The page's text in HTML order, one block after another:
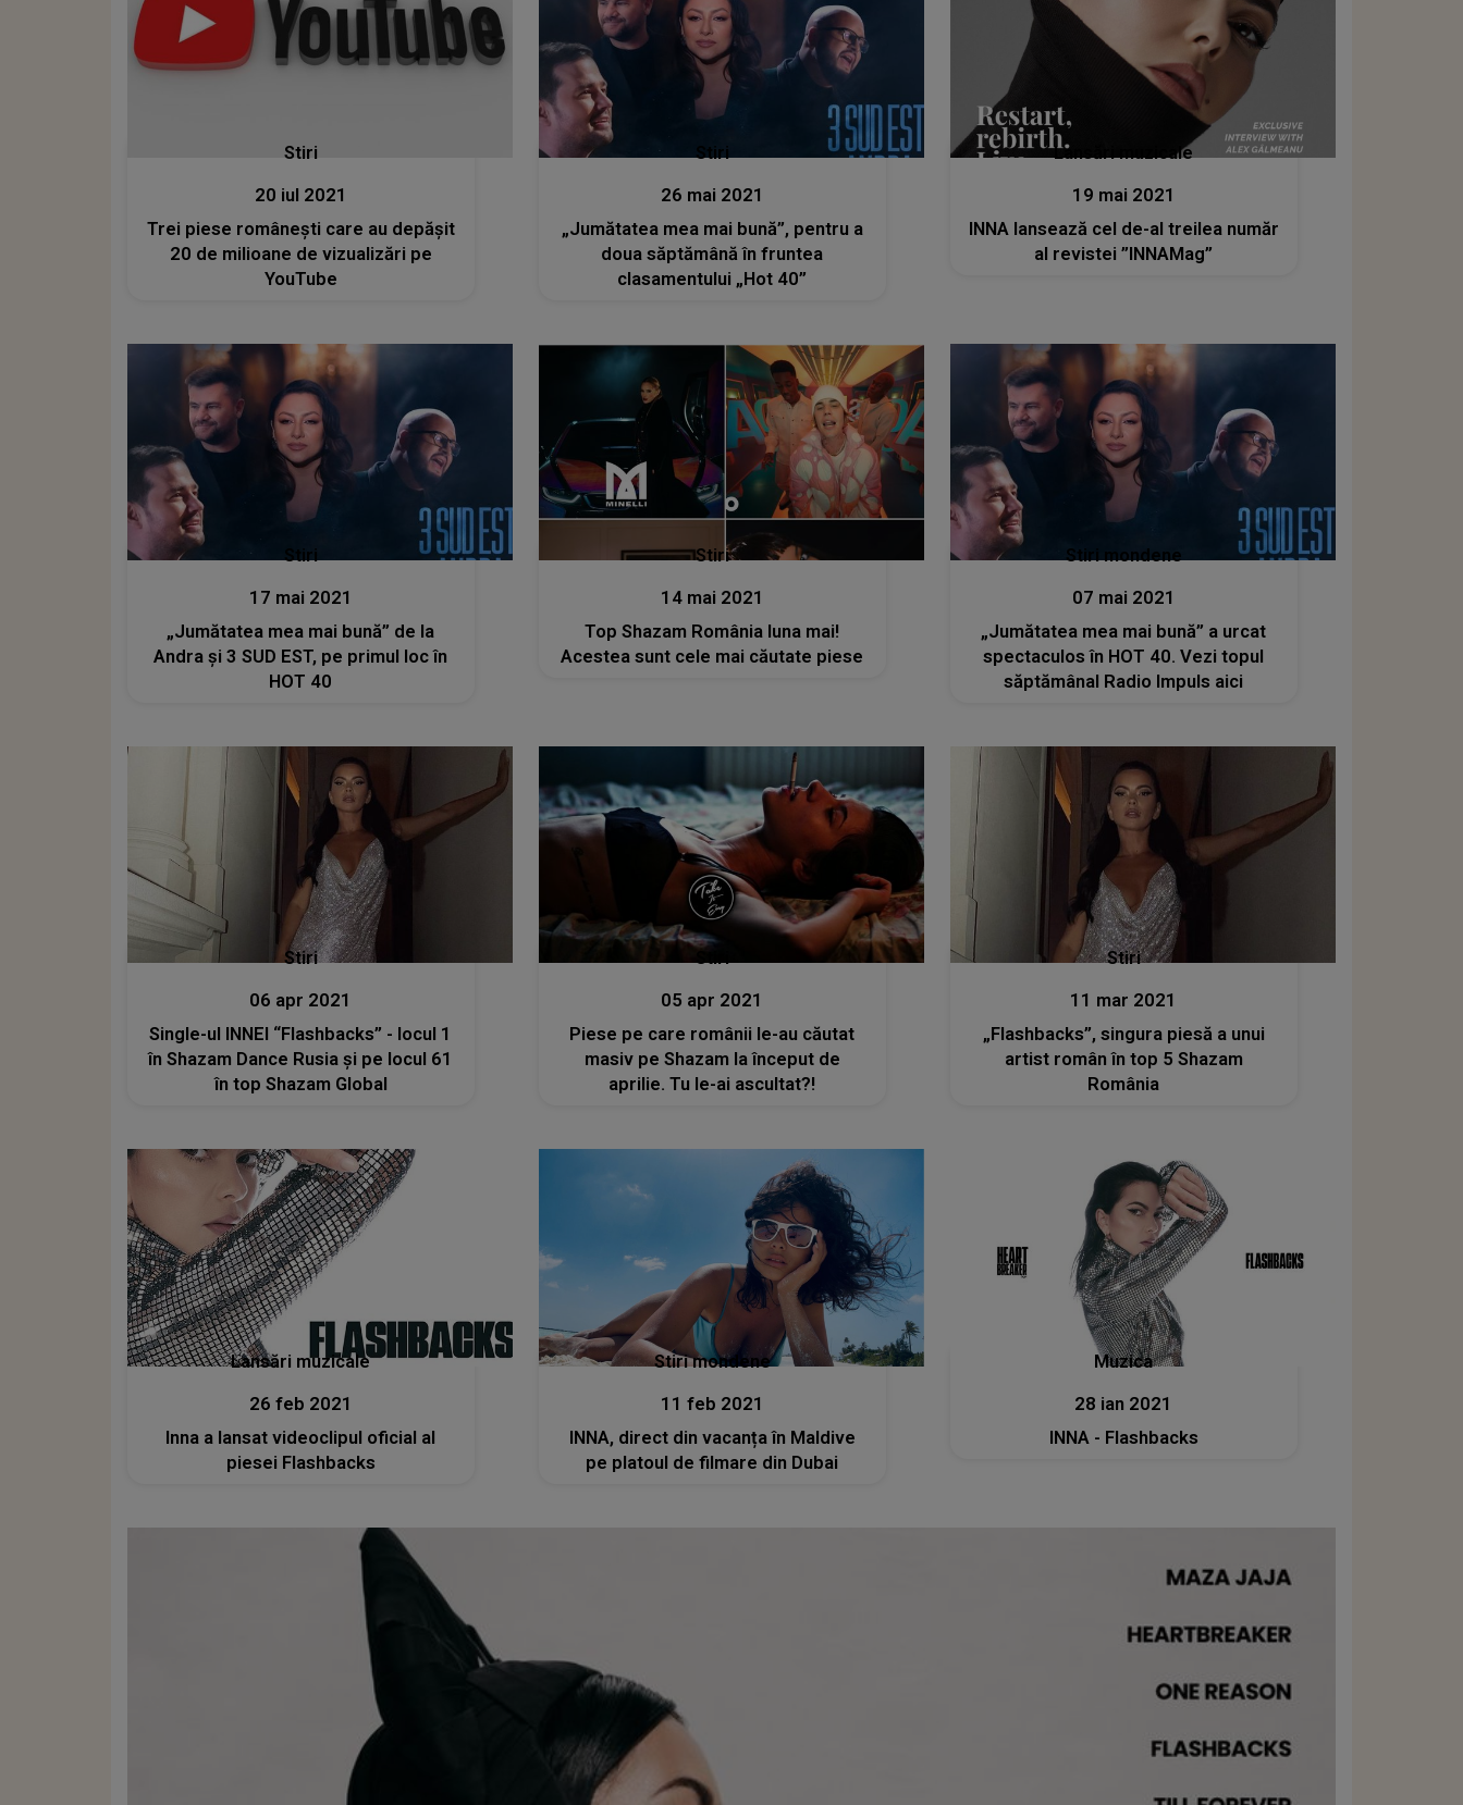
Stiri
20 iul 2021
Trei piese românești care au depășit
20 de milioane de vizualizări pe
YouTube
Stiri
26 mai 2021
„Jumătatea mea mai bună”, pentru a
doua săptămână în fruntea
clasamentului „Hot 40”
Lansări muzicale
19 mai 2021
INNA lansează cel de-al treilea număr
al revistei ”INNAMag”
Stiri
17 mai 2021
„Jumătatea mea mai bună” de la
Andra și 3 SUD EST, pe primul loc în
HOT 40
Stiri
14 mai 2021
Top Shazam România luna mai!
Acestea sunt cele mai căutate piese
Stiri mondene
07 mai 2021
„Jumătatea mea mai bună” a urcat
spectaculos în HOT 40. Vezi topul
săptămânal Radio Impuls aici
Stiri
06 apr 2021
Single-ul INNEI “Flashbacks” - locul 1
în Shazam Dance Rusia și pe locul 61
în top Shazam Global
Stiri
05 apr 2021
Piese pe care românii le-au căutat
masiv pe Shazam la început de
aprilie. Tu le-ai ascultat?!
Stiri
11 mar 2021
„Flashbacks”, singura piesă a unui
artist român în top 5 Shazam
România
Lansări muzicale
26 feb 2021
Inna a lansat videoclipul oficial al
piesei Flashbacks
Stiri mondene
11 feb 2021
INNA, direct din vacanța în Maldive
pe platoul de filmare din Dubai
Muzica
28 ian 2021
INNA - Flashbacks